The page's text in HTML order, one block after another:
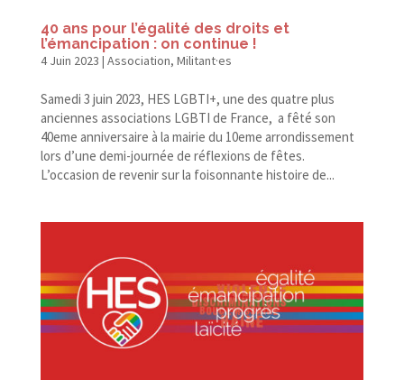
40 ans pour l’égalité des droits et
l’émancipation : on continue !
4 Juin 2023 | Association, Militant·es
Samedi 3 juin 2023, HES LGBTI+, une des quatre plus
anciennes associations LGBTI de France, a fêté son
40eme anniversaire à la mairie du 10eme arrondissement
lors d’une demi-​journée de réflexions de fêtes.
L’occasion de revenir sur la foisonnante histoire de...